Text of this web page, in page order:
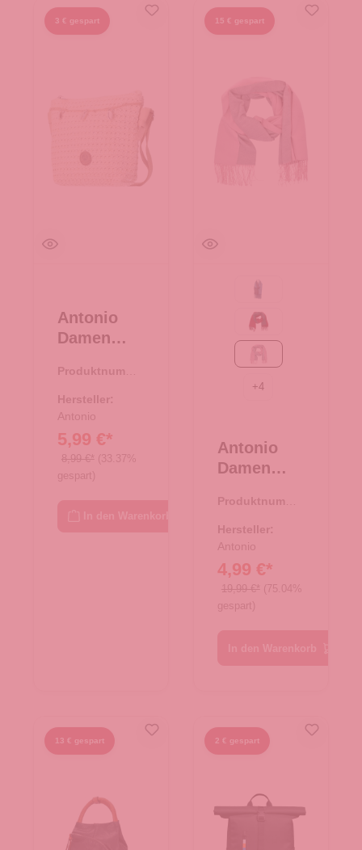
3 € gespart
Antonio
Damen
Tasche XS
- beige
Produktnumme
Hersteller:
Antonio
5,99 €*
8,99 €* (33.37%
gespart)
15 € gespart
69-navy
bordeaux/grau
+4
Antonio
Damen
Cashmera
- rosa/grau
Produktnumme
Hersteller:
Antonio
4,99 €*
19,99 €* (75.04%
gespart)
13 € gespart 2 € gespart